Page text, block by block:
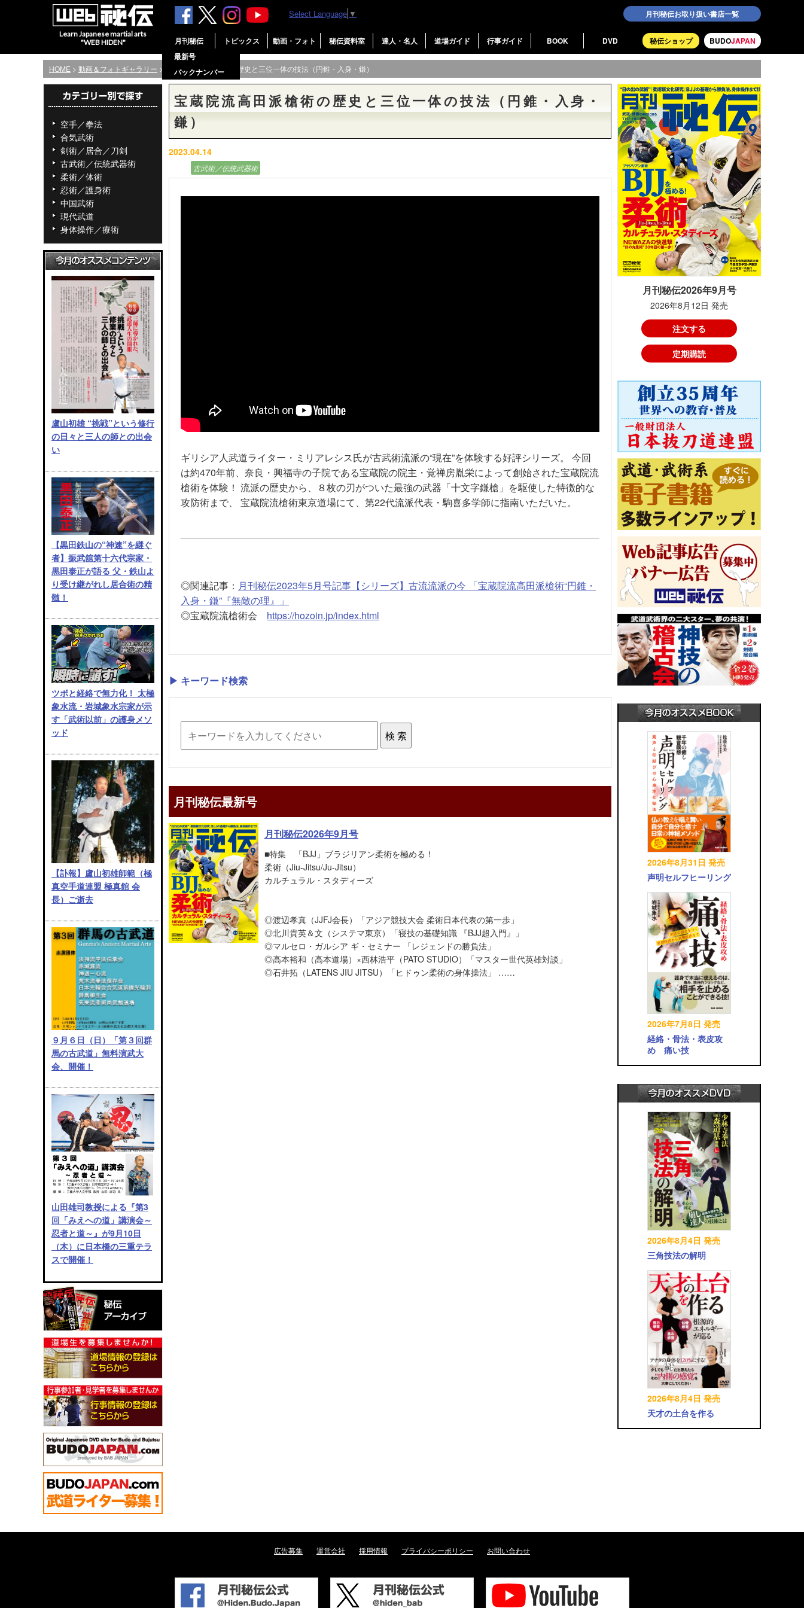
Learn Japanese martial arts
"WEB HIDEN"
月刊秘伝お取り扱い書店一覧
BUDOJAPAN
秘伝ショップ
月刊秘伝
最新号
バックナンバー
トピックス 動画・フォト 秘伝資料室 達人・名人 道場ガイド 行事ガイド BOOK DVD
Select Language ▼
HOME > 動画＆フォトギャラリー > 宝蔵院流高田派槍術の歴史と三位一体の技法（円錐・入身・鎌）
空手／拳法
合気武術
剣術／居合／刀剣
古武術／伝統武器術
柔術／体術
忍術／護身術
中国武術
現代武道
身体操作／療術
盧山初雄 “挑戦”という修行
の日々と三人の師との出会
い
【黒田鉄山の“神速”を継ぐ
者】振武舘第十六代宗家・
黒田泰正が語る 父・鉄山よ
り受け継がれし居合術の精
髄！
ツボと経絡で無力化！ 太極
象水流・岩城象水宗家が示
す「武術以前」の護身メソ
ッド
【訃報】盧山初雄師範（極
真空手道連盟 極真館 会
長）ご逝去
９月６日（日）「第３回群
馬の古武道」無料演武大
会、開催！
山田雄司教授による『第3
回「みえへの道」講演会～
忍者と道～』が9月10日
（木）に日本橋の三重テラ
スで開催！
宝蔵院流高田派槍術の歴史と三位一体の技法（円錐・入身・
鎌）
2023.04.14
古武術／伝統武器術
ギリシア人武道ライター・ミリアレシス氏が古武術流派の“現在”を体験する好評シリーズ。 今回
は約470年前、奈良・興福寺の子院である宝蔵院の院主・覚禅房胤栄によって創始された宝蔵院流
槍術を体験！ 流派の歴史から、８枚の刃がついた最強の武器「十文字鎌槍」を駆使した特徴的な
攻防術まで、 宝蔵院流槍術東京道場にて、第22代流派代表・駒喜多学師に指南いただいた。
◎関連記事： 月刊秘伝2023年5月号記事【シリーズ】古流流派の今 「宝蔵院流高田派槍術“円錐・
入身・鎌”『無敵の理』」
◎宝蔵院流槍術会 https://hozoin.jp/index.html
▶ キーワード検索
月刊秘伝最新号
月刊秘伝2026年9月号
■特集 「BJJ」ブラジリアン柔術を極める！
柔術（Jiu-Jitsu/Ju-Jitsu）
カルチュラル・スタディーズ
◎渡辺孝真（JJFJ会長）「アジア競技大会 柔術日本代表の第一歩」
◎北川貴英＆文（システマ東京）「寝技の基礎知識 『BJJ超入門』」
◎マルセロ・ガルシア ギ・セミナー 「レジェンドの勝負法」
◎高本裕和（高本道場）×西林浩平（PATO STUDIO）「マスター世代英雄対談」
◎石井拓（LATENS JIU JITSU）「ヒドゥン柔術の身体操法」 ……
月刊秘伝2026年9月号
2026年8月12日 発売
注文する
定期購読
2026年8月31日 発売
声明セルフヒーリング
2026年7月8日 発売
経絡・骨法・表皮攻
め 痛い技
2026年8月4日 発売
三角技法の解明
2026年8月4日 発売
天才の土台を作る
広告募集 運営会社 採用情報 プライバシーポリシー お問い合わせ